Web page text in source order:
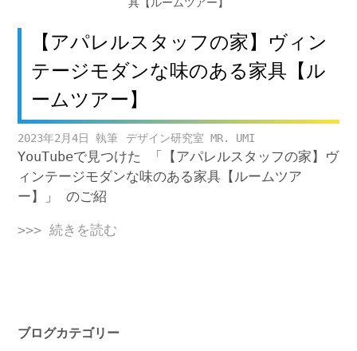
【アパレルスタッフの家】ヴィン
テージモダンな味のある家具【ル
ームツアー】
2023年2月4日 デザイン研究室 MR. UMI
YouTubeで見つけた 「【アパレルスタッフの家】ヴ
ィンテージモダンな味のある家具【ルームツア
ー】」 のご紹
>>> 続きを読む
ブログカテゴリー